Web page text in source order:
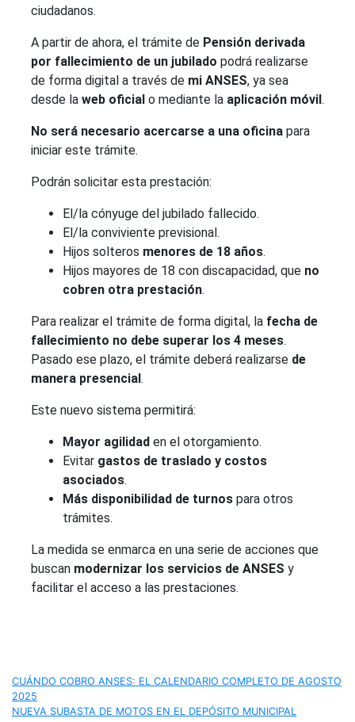
ciudadanos.
A partir de ahora, el trámite de Pensión derivada
por fallecimiento de un jubilado podrá realizarse
de forma digital a través de mi ANSES, ya sea
desde la web oficial o mediante la aplicación móvil.
No será necesario acercarse a una oficina para
iniciar este trámite.
Podrán solicitar esta prestación:
El/la cónyuge del jubilado fallecido.
El/la conviviente previsional.
Hijos solteros menores de 18 años.
Hijos mayores de 18 con discapacidad, que no
cobren otra prestación.
Para realizar el trámite de forma digital, la fecha de
fallecimiento no debe superar los 4 meses.
Pasado ese plazo, el trámite deberá realizarse de
manera presencial.
Este nuevo sistema permitirá:
Mayor agilidad en el otorgamiento.
Evitar gastos de traslado y costos
asociados.
Más disponibilidad de turnos para otros
trámites.
La medida se enmarca en una serie de acciones que
buscan modernizar los servicios de ANSES y
facilitar el acceso a las prestaciones.
Navegación
CUÁNDO COBRO ANSES: EL CALENDARIO COMPLETO DE AGOSTO
2025
NUEVA SUBASTA DE MOTOS EN EL DEPÓSITO MUNICIPAL